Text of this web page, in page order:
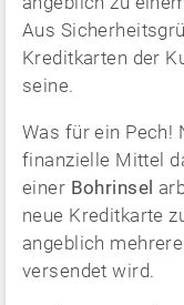
Aus
Kreditkarten der
seine.
Was für ein Pech!
finanzielle Mittel
einer Bohrinsel
neue Kreditkarte
angeblich
versendet wird.